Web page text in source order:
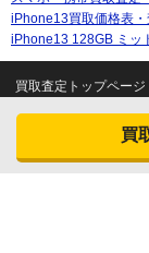
買
iPhone13買取価格表・
iPhone13 128GB ミッ
買取査定トップページ
タブレット買取査定
スマートウォッチ買取